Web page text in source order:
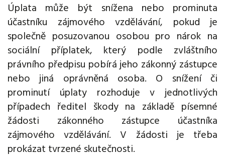
Úplata může být snížena nebo prominuta
účastníku zájmového vzdělávání, pokud je
společně posuzovanou osobou pro nárok na
sociální příplatek, který podle zvláštního
právního předpisu pobírá jeho zákonný zástupce
nebo jiná oprávněná osoba. O snížení či
prominutí úplaty rozhoduje v jednotlivých
případech ředitel škody na základě písemné
žádosti zákonného zástupce účastníka
zájmového vzdělávání. V žádosti je třeba
prokázat tvrzené skutečnosti.